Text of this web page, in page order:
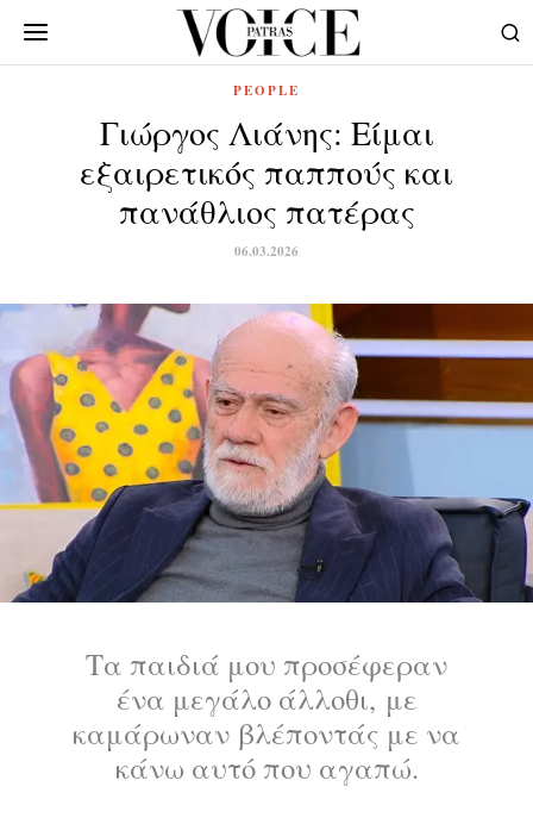
PEOPLE
Γιώργος Λιάνης: Είμαι
εξαιρετικός παππούς και
πανάθλιος πατέρας
06.03.2026
Τα παιδιά μου προσέφεραν
ένα μεγάλο άλλοθι, με
καμάρωναν βλέποντάς με να
κάνω αυτό που αγαπώ.